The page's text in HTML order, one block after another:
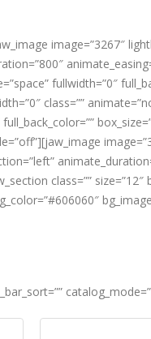
image=”3267″
fullwidth=”0″
class=””
class=””